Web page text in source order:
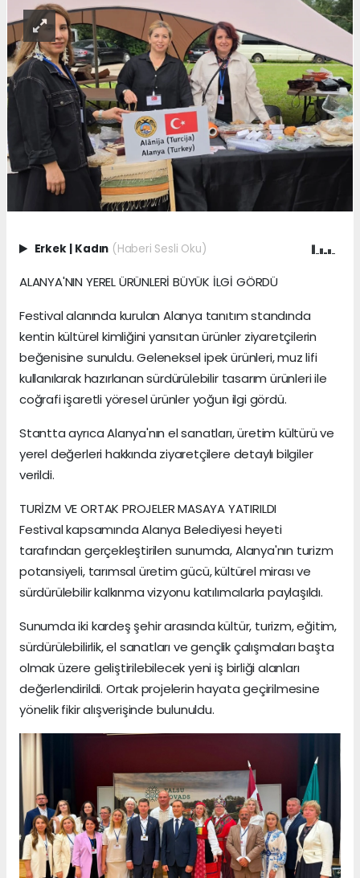
Erkek Kadın (Haberi Sesli Oku)
ALANYA'NIN YEREL ÜRÜNLERİ BÜYÜK İLGİ GÖRDÜ
Festival alanında kurulan Alanya tanıtım standında
kentin kültürel kimliğini yansıtan ürünler ziyaretçilerin
beğenisine sunuldu. Geleneksel ipek ürünleri, muz lifi
kullanılarak hazırlanan sürdürülebilir tasarım ürünleri ile
coğrafi işaretli yöresel ürünler yoğun ilgi gördü.
Stantta ayrıca Alanya'nın el sanatları, üretim kültürü ve
yerel değerleri hakkında ziyaretçilere detaylı bilgiler
verildi.
TURİZM VE ORTAK PROJELER MASAYA YATIRILDI
Festival kapsamında Alanya Belediyesi heyeti
tarafından gerçekleştirilen sunumda, Alanya'nın turizm
potansiyeli, tarımsal üretim gücü, kültürel mirası ve
sürdürülebilir kalkınma vizyonu katılımcılarla paylaşıldı.
Sunumda iki kardeş şehir arasında kültür, turizm, eğitim,
sürdürülebilirlik, el sanatları ve gençlik çalışmaları başta
olmak üzere geliştirilebilecek yeni iş birliği alanları
değerlendirildi. Ortak projelerin hayata geçirilmesine
yönelik fikir alışverişinde bulunuldu.